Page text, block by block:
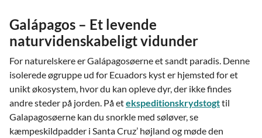
Galápagos – Et levende
naturvidenskabeligt vidunder
For naturelskere er Galápagosøerne et sandt paradis. Denne
isolerede øgruppe ud for Ecuadors kyst er hjemsted for et
unikt økosystem, hvor du kan opleve dyr, der ikke findes
andre steder på jorden. På etekspeditionskrydstogttil
Galapagosøerne kan du snorkle med søløver, se
kæmpeskildpadder i Santa Cruz’ højland og møde den